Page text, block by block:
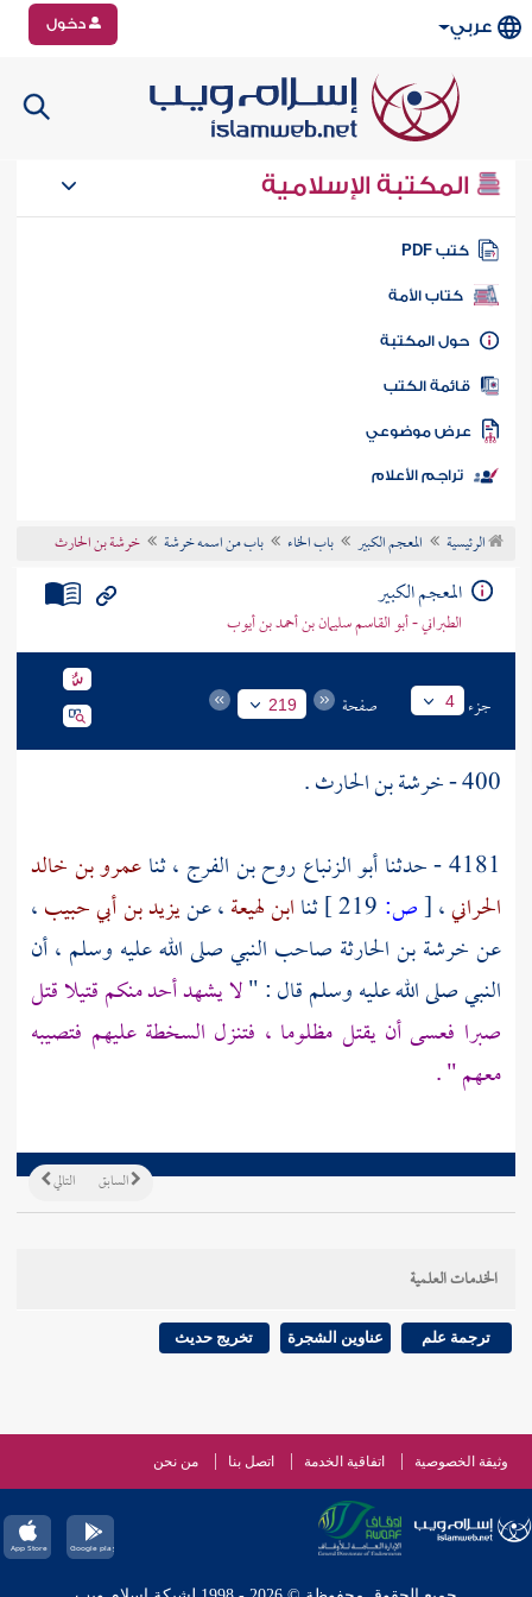
عربي دخول
المكتبة الإسلامية
كتب PDF
كتاب الأمة
المكتبة
الكتب
موضوعي
تراجم الأعلام
الرئيسية المعجم الكبير باب الخاء باب من اسمه خرشة خرشة بن الحارث
المعجم الكبير
الطبراني - أبو القاسم سليمان بن أحمد بن أيوب
جزء 4 صفحة 219
400 - خرشة بن الحارث.
4181 - حدثنا
أبو الزنباع روح بن الفرج ، ثناعمرو بن خالد
الحراني،[ص: ثناابن لهيعة، عنيزيد بن أبي حبيب،
عنخرشة بن الحارثة صاحب النبي صلى الله عليه وسلم ، أن
النبي صلى الله عليه وسلم قال : "لا يشهد أحد منكم قتيلا قتل
صبرا فعسى أن يقتل مظلوما ، فتنزل السخطة عليهم فتصيبه
معهم " .
التالي السابق
الخدمات العلمية
ترجمة علم عناوين الشجرة تخريج حديث
وثيقة الخصوصية اتفاقية الخدمة اتصل بنا من نحن